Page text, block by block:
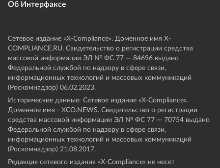
Об Интерфаксе
Сетевое издание «Х-Compliance». Доменное имя X-
COMPLIANCE.RU. Свидетельство о регистрации средства
массовой информации ЭЛ № ФС 77 — 84696 выдано
Федеральной службой по надзору в сфере связи,
информационных технологий и массовых коммуникаций
(Роскомнадзор) 06.02.2023.
Исторические данные: Сетевое издание «Х-Compliance».
Доменное имя - XCO.NEWS. Свидетельство о регистрации
средства массовой информации ЭЛ № ФС 77 — 70754 выдано
Федеральной службой по надзору в сфере связи,
информационных технологий и массовых коммуникаций
(Роскомнадзор) 21.08.2017.
Редакция сетевого издания «X-Compliance» не несет